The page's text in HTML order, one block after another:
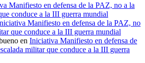
Manifiesto en defensa de la PAZ, no a la
conduce a la III guerra mundial
Manifiesto en defensa de la PAZ, no
que conduce a la III guerra mundial
en Iniciativa Manifiesto en defensa de
militar que conduce a la III guerra